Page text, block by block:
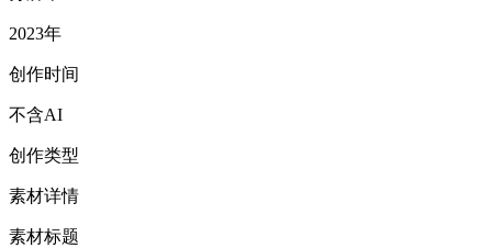
2023年
创作时间
不含AI
创作类型
素材详情
素材标题